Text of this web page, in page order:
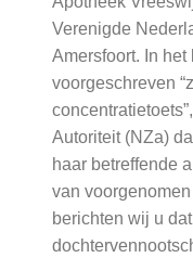
Verenigde
Amersfoort. In
voorgeschreven
Autoriteit (NZa)
haar betreffende
van
berichten wij u